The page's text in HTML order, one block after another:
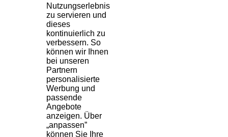
Nutzungserlebnis
zu servieren und
dieses
kontinuierlich zu
verbessern. So
können wir Ihnen
bei unseren
Partnern
personalisierte
Werbung und
passende
Angebote
anzeigen. Über
„anpassen”
können Sie Ihre